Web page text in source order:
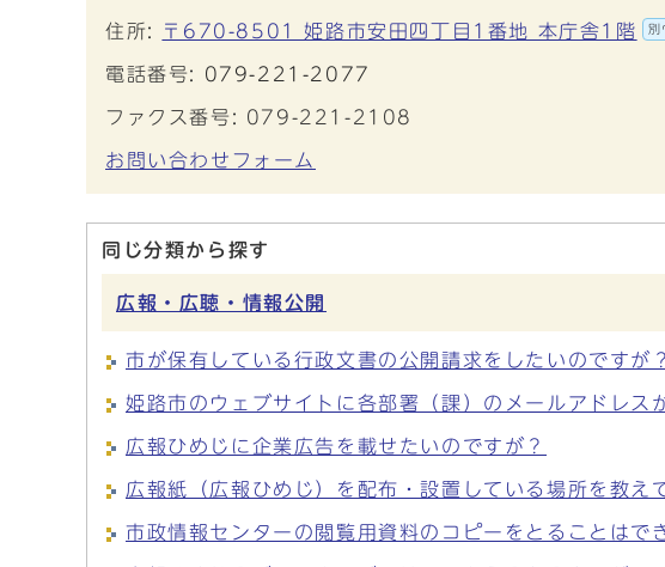
住所: 〒670-8501 姫路市安田四丁目1番地 本庁舎1階 別
電話番号: 079-221-2077
ファクス番号: 079-221-2108
お問い合わせフォーム
同じ分類から探す
広報・広聴・情報公開
市が保有している行政文書の公開請求をしたいのですが？
姫路市のウェブサイトに各部署（課）のメールアドレス
広報ひめじに企業広告を載せたいのですが？
広報紙（広報ひめじ）を配布・設置している場所を教え
市政情報センターの閲覧用資料のコピーをとることはで